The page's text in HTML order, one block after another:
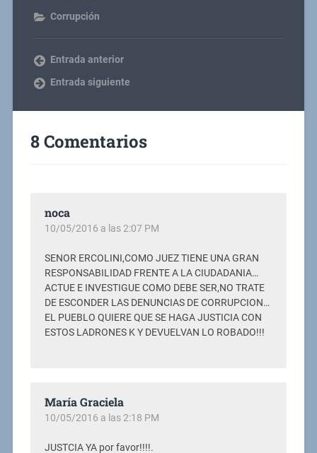
Corrupción
Entrada anterior
Entrada siguiente
8 Comentarios
noca
10/05/2016 a las 2:07 PM
SENOR ERCOLINI,COMO JUEZ TIENE UNA GRAN
RESPONSABILIDAD FRENTE A LA CIUDADANIA…
ACTUE E INVESTIGUE COMO DEBE SER,NO TRATE
DE ESCONDER LAS DENUNCIAS DE CORRUPCION…
EL PUEBLO QUIERE QUE SE HAGA JUSTICIA CON
ESTOS LADRONES K Y DEVUELVAN LO ROBADO!!!
María Graciela
10/05/2016 a las 2:18 PM
JUSTCIA YA por favor!!!!.